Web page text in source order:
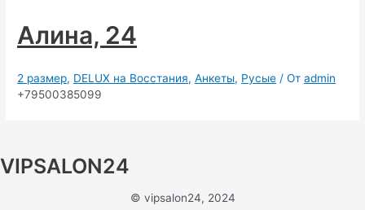
Алина, 24
2 размер, DELUX на Восстания,Анкеты, Русые / Отadmin
+79500385099
VIPSALON24
© vipsalon24, 2024